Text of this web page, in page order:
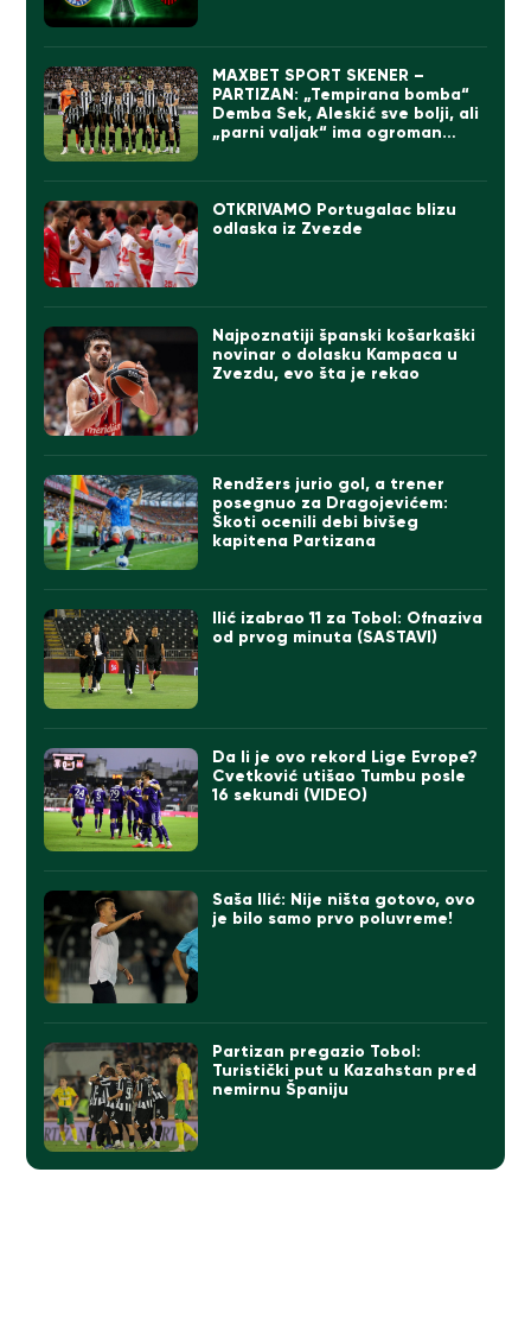
MAXBET SPORT SKENER –
PARTIZAN: „Tempirana bomba“
Demba Sek, Aleskić sve bolji, ali
„parni valjak“ ima ogroman
OTKRIVAMO Portugalac blizu
odlaska iz Zvezde
Najpoznatiji španski košarkaški
novinar o dolasku Kampaca u
Zvezdu, evo šta je rekao
Rendžers jurio gol, a trener
posegnuo za Dragojevićem:
Škoti ocenili debi bivšeg
kapitena Partizana
Ilić izabrao 11 za Tobol: Ofnaziva
od prvog minuta (SASTAVI)
Da li je ovo rekord Lige Evrope?
Cvetković utišao Tumbu posle
16 sekundi (VIDEO)
Saša Ilić: Nije ništa gotovo, ovo
je bilo samo prvo poluvreme!
Partizan pregazio Tobol:
Turistički put u Kazahstan pred
nemirnu Španiju